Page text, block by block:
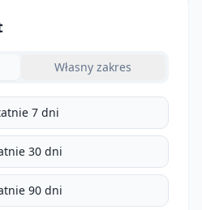
Własny zakres
7 dni
30 dni
90 dni